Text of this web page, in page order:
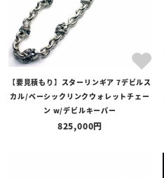
【要見積もり】スターリンギア 7デビルス
カル/ベーシックリンクウォレットチェー
ン w/デビルキーパー
825,000